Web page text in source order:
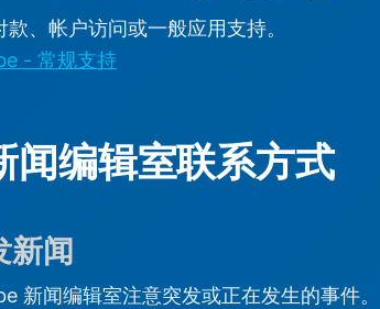
、帐户访问或一般应用支持。
- 常规支持
闻编辑室联系方式
新闻
新闻编辑室注意突发或正在发生的事件。